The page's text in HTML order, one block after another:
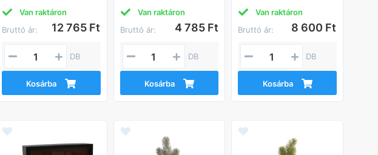
Van raktáron
Bruttó ár:
12 765 Ft
DB
Kosárba
Van raktáron
Bruttó ár:
4 785 Ft
DB
Kosárba
Van raktáron
Bruttó ár:
8 600 Ft
DB
Kosárba